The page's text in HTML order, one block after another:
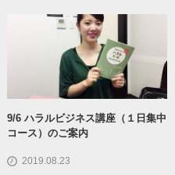
9/6 ハラルビジネス講座（１日集中
コース）のご案内
2019.08.23